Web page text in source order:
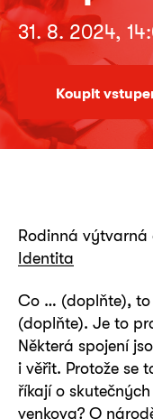
31. 8. 2024,
Koupit
Rodinná
Identita
Co … (doplňte),
(doplňte). Je to
Některá spojení
i věřit. Protože se
říkají o
venkova? O